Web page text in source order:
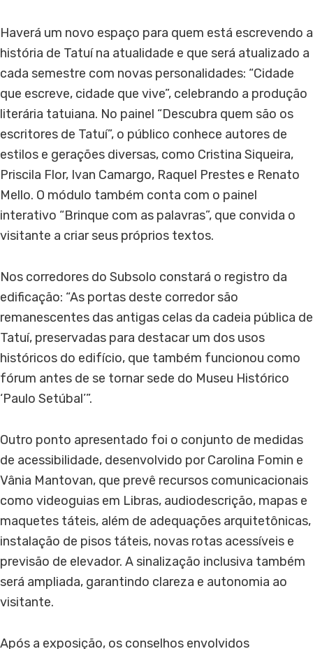
Haverá um novo espaço para quem está escrevendo a
história de Tatuí na atualidade e que será atualizado a
cada semestre com novas personalidades: “Cidade
que escreve, cidade que vive”, celebrando a produção
literária tatuiana. No painel “Descubra quem são os
escritores de Tatuí”, o público conhece autores de
estilos e gerações diversas, como Cristina Siqueira,
Priscila Flor, Ivan Camargo, Raquel Prestes e Renato
Mello. O módulo também conta com o painel
interativo “Brinque com as palavras”, que convida o
visitante a criar seus próprios textos.
Nos corredores do Subsolo constará o registro da
edificação: “As portas deste corredor são
remanescentes das antigas celas da cadeia pública de
Tatuí, preservadas para destacar um dos usos
históricos do edifício, que também funcionou como
fórum antes de se tornar sede do Museu Histórico
‘Paulo Setúbal’”.
Outro ponto apresentado foi o conjunto de medidas
de acessibilidade, desenvolvido por Carolina Fomin e
Vânia Mantovan, que prevê recursos comunicacionais
como videoguias em Libras, audiodescrição, mapas e
maquetes táteis, além de adequações arquitetônicas,
instalação de pisos táteis, novas rotas acessíveis e
previsão de elevador. A sinalização inclusiva também
será ampliada, garantindo clareza e autonomia ao
visitante.
Após a exposição, os conselhos envolvidos